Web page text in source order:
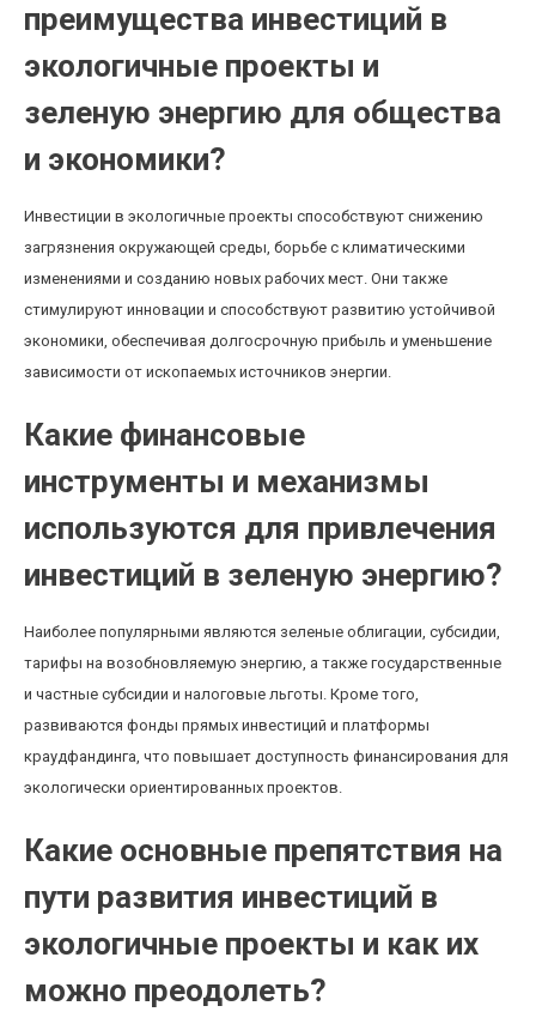
преимущества инвестиций в
экологичные проекты и
зеленую энергию для общества
и экономики?
Инвестиции в экологичные проекты способствуют снижению
загрязнения окружающей среды, борьбе с климатическими
изменениями и созданию новых рабочих мест. Они также
стимулируют инновации и способствуют развитию устойчивой
экономики, обеспечивая долгосрочную прибыль и уменьшение
зависимости от ископаемых источников энергии.
Какие финансовые
инструменты и механизмы
используются для привлечения
инвестиций в зеленую энергию?
Наиболее популярными являются зеленые облигации, субсидии,
тарифы на возобновляемую энергию, а также государственные
и частные субсидии и налоговые льготы. Кроме того,
развиваются фонды прямых инвестиций и платформы
краудфандинга, что повышает доступность финансирования для
экологически ориентированных проектов.
Какие основные препятствия на
пути развития инвестиций в
экологичные проекты и как их
можно преодолеть?